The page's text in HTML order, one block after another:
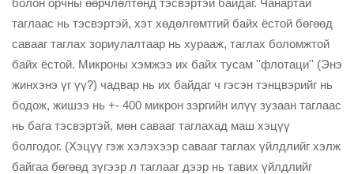
таглаас нь тэсвэртэй, хэт хөдөлгөмтгий байх ёстой бөгөөд
савааг таглах зориулалтаар нь хурааж, таглах боломжтой
байх ёстой. Микроны хэмжээ их байх тусам ''флотаци'' (Энэ
жинхэнэ үг үү?) чадвар нь их байдаг ч гэсэн тэнцвэрийг нь
бодож, жишээ нь +- 400 микрон зэргийн илүү зузаан таглаас
нь бага тэсвэртэй, мөн савааг таглахад маш хэцүү
болгодог. (Хэцүү гэж хэлэхээр савааг таглах үйлдлийг хэлж
байгаа бөгөөд зүгээр л таглааг дээр нь тавих үйлдлийг